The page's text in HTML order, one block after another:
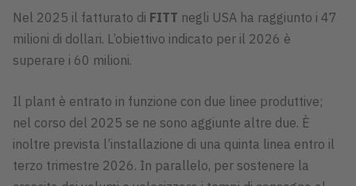
Nel 2025 il fatturato di FITT negli USA ha raggiunto i 47
milioni di dollari. L’obiettivo indicato per il 2026 è
superare i 60 milioni.
Il plant è entrato in funzione con due linee produttive;
nel corso del 2025 se ne sono aggiunte altre due. È
inoltre prevista l’installazione di una quinta linea entro il
terzo trimestre 2026. In parallelo, per sostenere la